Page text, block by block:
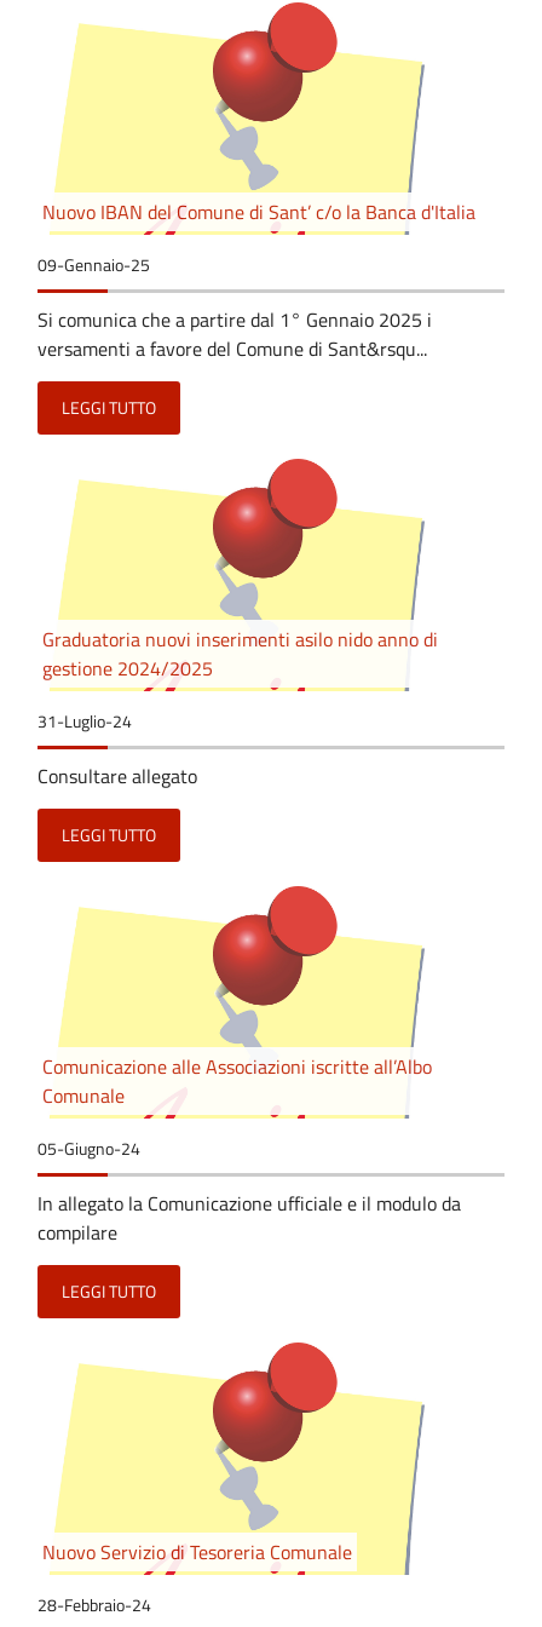
Nuovo IBAN del Comune di Sant’ c/o la Banca d'Italia
09-Gennaio-25
Si comunica che a partire dal 1° Gennaio 2025 i
versamenti a favore del Comune di Sant&rsqu...
LEGGI TUTTO
Graduatoria nuovi inserimenti asilo nido anno di
gestione 2024/2025
31-Luglio-24
Consultare allegato
LEGGI TUTTO
Comunicazione alle Associazioni iscritte all’Albo
Comunale
05-Giugno-24
In allegato la Comunicazione ufficiale e il modulo da
compilare
LEGGI TUTTO
Nuovo Servizio di Tesoreria Comunale
28-Febbraio-24